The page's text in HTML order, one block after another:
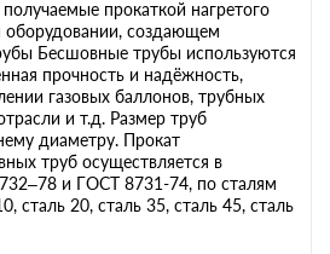
прокаткой нагретого
оборудовании, создающем
Бесшовные трубы используются
прочность и надёжность,
газовых баллонов, трубных
и т.д. Размер труб
диаметру. Прокат
труб осуществляется в
и ГОСТ 8731-74, по сталям
сталь 20, сталь 35, сталь 45, сталь